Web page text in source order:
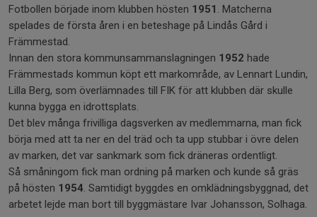
Fotbollen började inom klubben hösten 1951 . Matcherna
spelades de första åren i en beteshage på Lindås Gård i
Främmestad.
Innan den stora kommunsammanslagningen 1952 hade
Främmestads kommun köpt ett markområde, av Lennart Lundin,
Lilla Berg, som överlämnades till FIK för att klubben där skulle
kunna bygga en idrottsplats.
Det blev många frivilliga dagsverken av medlemmarna, man fick
börja med att ta ner en del träd och ta upp stubbar i övre delen
av marken, det var sankmark som fick dräneras ordentligt.
Så småningom fick man ordning på marken och kunde så gräs
på hösten 1954 . Samtidigt byggdes en omklädningsbyggnad, det
arbetet lejde man bort till byggmästare Ivar Johansson, Solhaga.